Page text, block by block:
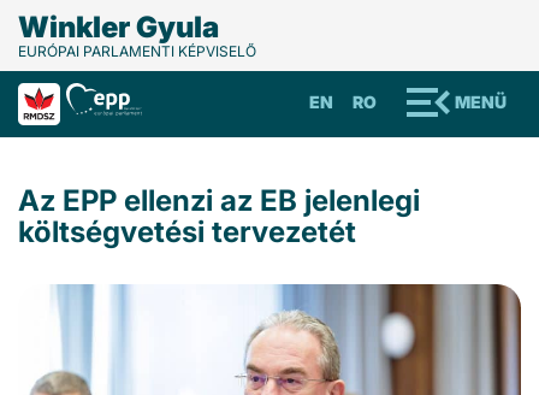
Winkler Gyula
EURÓPAI PARLAMENTI KÉPVISELŐ
MENÜ
RO
EN
Az EPP ellenzi az EB jelenlegi
költségvetési tervezetét